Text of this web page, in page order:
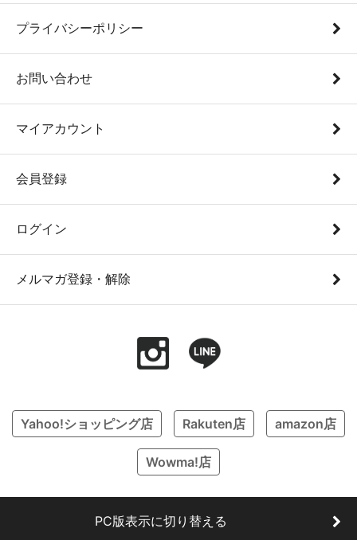
プライバシーポリシー
お問い合わせ
マイアカウント
会員登録
ログイン
メルマガ登録・解除
Yahoo!ショッピング店 Rakuten店 amazon店
Wowma!店
PC版表示に切り替える